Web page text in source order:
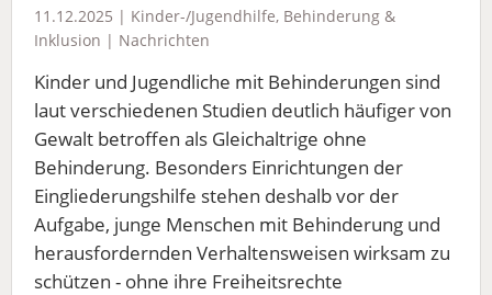
11.12.2025 | Kinder-/Jugendhilfe, Behinderung &
Inklusion | Nachrichten
Kinder und Jugendliche mit Behinderungen sind
laut verschiedenen Studien deutlich häufiger von
Gewalt betroffen als Gleichaltrige ohne
Behinderung. Besonders Einrichtungen der
Eingliederungshilfe stehen deshalb vor der
Aufgabe, junge Menschen mit Behinderung und
herausfordernden Verhaltensweisen wirksam zu
schützen - ohne ihre Freiheitsrechte